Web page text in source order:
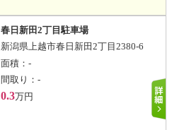
春日新田2丁目駐車場
新潟県上越市春日新田2丁目2380-6
面積： -
間取り： -
0.3万円